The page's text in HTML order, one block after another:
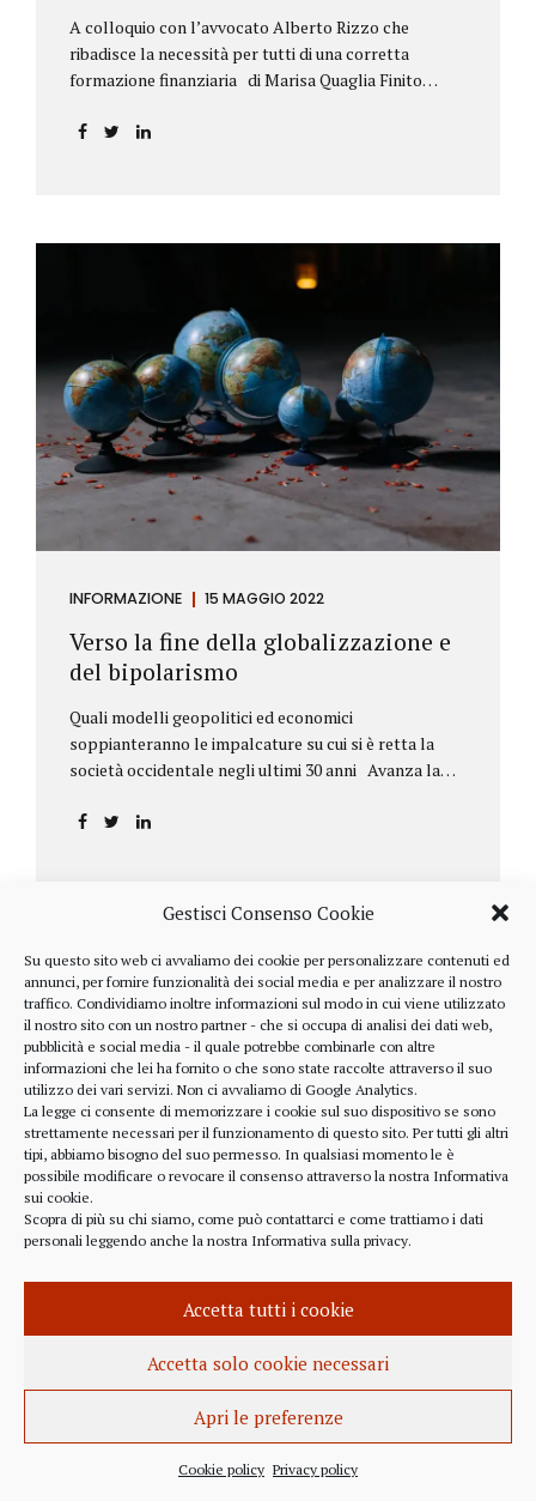
Gestisci Consenso Cookie
Su questo sito web ci avvaliamo dei cookie per personalizzare contenuti ed
annunci, per fornire funzionalità dei social media e per analizzare il nostro
traffico. Condividiamo inoltre informazioni sul modo in cui viene utilizzato
il nostro sito con un nostro partner - che si occupa di analisi dei dati web,
pubblicità e social media - il quale potrebbe combinarle con altre
informazioni che lei ha fornito o che sono state raccolte attraverso il suo
utilizzo dei vari servizi. Non ci avvaliamo di Google Analytics.
La legge ci consente di memorizzare i cookie sul suo dispositivo se sono
strettamente necessari per il funzionamento di questo sito. Per tutti gli altri
tipi, abbiamo bisogno del suo permesso. In qualsiasi momento le è
possibile modificare o revocare il consenso attraverso la nostra Informativa
sui cookie.
Scopra di più su chi siamo, come può contattarci e come trattiamo i dati
personali leggendo anche la nostra Informativa sulla privacy.
Accetta tutti i cookie
Accetta solo cookie necessari
Apri le preferenze
Cookie policy Privacy policy
A colloquio con l’avvocato Alberto Rizzo che
ribadisce la necessità per tutti di una corretta
formazione finanziaria di Marisa Quaglia Finito
periodo grigio della pandemia da Covid, possiamo
bancario e postale, direttore generale
dell’Accademia di educazione finanziaria presieduta
da Beppe Ghisolfi. Avvocato Rizzo, si sono
registrati cambiamenti sulla percezione della
sicurezza dei propri risparmi? Parto da una
considerazione scientifica. John Ioannidis, noto
professore di medicina, di epidemiologia e...
INFORMAZIONE 15 MAGGIO 2022
Verso la fine della globalizzazione e
del bipolarismo
Quali modelli geopolitici ed economici
soppianteranno le impalcature su cui si è retta la
società occidentale negli ultimi 30 anni Avanza la
aprile ha fatto parecchio discutere il discorso che
una lettera annuale che Fink ha inviato agli
investitori, nella quale fa il punto sulla situazione
geopolitica ed economica globale, accompagnata da
alcune considerazioni sui profitti generati dalle
scelte finanziarie operate dal fondo BlackRock.
Occorre leggere molto attentamente il testo della
lettera
(https://www.blackrock.com/corporate/investor-
relations/larry-fink-chairmans-letter). Fink afferma
chiaramente che...
INFORMAZIONE 27 APRILE 2022
Istanza per l’abrogazione
dell’obbligo vaccinale al Governo
Italiano e alla Commissione Europea
Europea per l’abrogazione della normativa